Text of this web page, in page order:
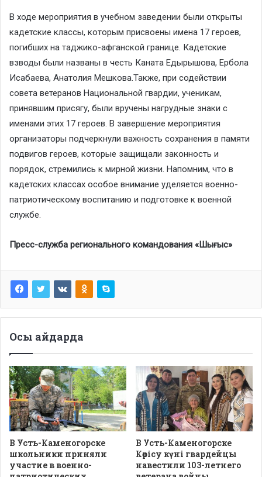
В ходе мероприятия в учебном заведении были открыты
кадетские классы, которым присвоены имена 17 героев,
погибших на таджико-афганской границе. Кадетские
взводы были названы в честь Каната Едырышова, Ербола
Исабаева, Анатолия Мешкова.Также, при содействии
совета ветеранов Национальной гвардии, ученикам,
принявшим присягу, были вручены нагрудные знаки с
именами этих 17 героев. В завершение мероприятия
организаторы подчеркнули важность сохранения в памяти
подвигов героев, которые защищали законность и
порядок, стремились к мирной жизни. Напомним, что в
кадетских классах особое внимание уделяется военно-
патриотическому воспитанию и подготовке к военной
службе.
Пресс-служба регионального командования «Шығыс»
Осы айдарда
В Усть-Каменогорске
школьники приняли
участие в военно-
В Усть-Каменогорске
Көрісу күні гвардейцы
навестили 103-летнего